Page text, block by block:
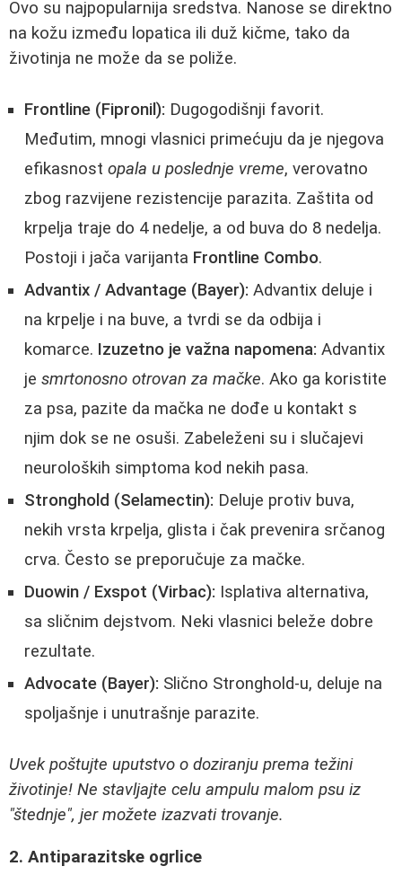
Ovo su najpopularnija sredstva. Nanose se direktno
na kožu između lopatica ili duž kičme, tako da
životinja ne može da se poliže.
Frontline (Fipronil): Dugogodišnji favorit.
Međutim, mnogi vlasnici primećuju da je njegova
efikasnost opala u poslednje vreme, verovatno
zbog razvijene rezistencije parazita. Zaštita od
krpelja traje do 4 nedelje, a od buva do 8 nedelja.
Postoji i jača varijanta Frontline Combo.
Advantix / Advantage (Bayer): Advantix deluje i
na krpelje i na buve, a tvrdi se da odbija i
komarce. Izuzetno je važna napomena: Advantix
je smrtonosno otrovan za mačke. Ako ga koristite
za psa, pazite da mačka ne dođe u kontakt s
njim dok se ne osuši. Zabeleženi su i slučajevi
neuroloških simptoma kod nekih pasa.
Stronghold (Selamectin): Deluje protiv buva,
nekih vrsta krpelja, glista i čak prevenira srčanog
crva. Često se preporučuje za mačke.
Duowin / Exspot (Virbac): Isplativa alternativa,
sa sličnim dejstvom. Neki vlasnici beleže dobre
rezultate.
Advocate (Bayer): Slično Stronghold-u, deluje na
spoljašnje i unutrašnje parazite.
Uvek poštujte uputstvo o doziranju prema težini
životinje! Ne stavljajte celu ampulu malom psu iz
"štednje", jer možete izazvati trovanje.
2. Antiparazitske ogrlice